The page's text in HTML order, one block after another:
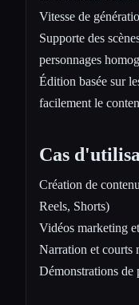
Vitesse de
Supporte des
personnages
Édition basée sur
facilement le
Cas
Création de
Reels, Shorts)
Vidéos marketing
Narration et courts
Démonstrations de